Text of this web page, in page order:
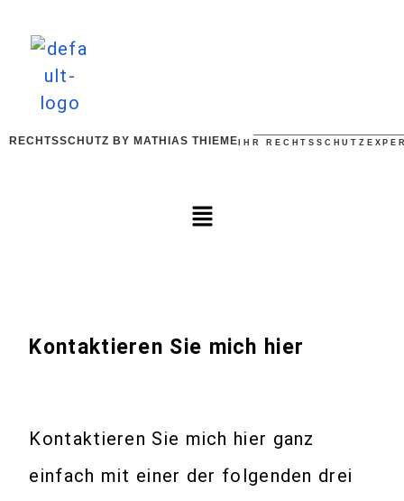
RECHTSSCHUTZ BY MATHIAS THIEME IHR
Kontaktieren Sie mich hier
Kontaktieren Sie mich hier ganz
einfach mit einer der folgenden drei